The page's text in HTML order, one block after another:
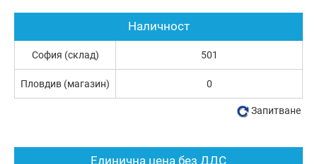
Единична цена без ДДС
Наличност
София (склад) 501
Пловдив (магазин) 0
Запитване